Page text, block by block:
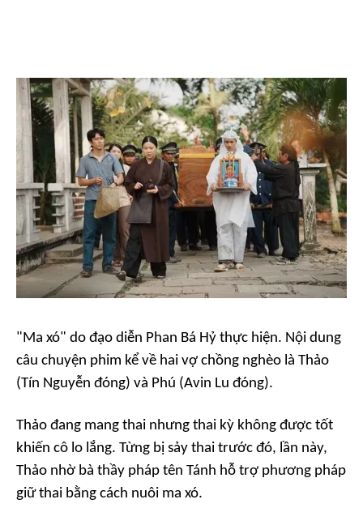
"Ma xó" do đạo diễn Phan Bá Hỷ thực hiện. Nội dung
câu chuyện phim kể về hai vợ chồng nghèo là Thảo
(Tín Nguyễn đóng) và Phú (Avin Lu đóng).
Thảo đang mang thai nhưng thai kỳ không được tốt
khiến cô lo lắng. Từng bị sảy thai trước đó, lần này,
Thảo nhờ bà thầy pháp tên Tánh hỗ trợ phương pháp
giữ thai bằng cách nuôi ma xó.